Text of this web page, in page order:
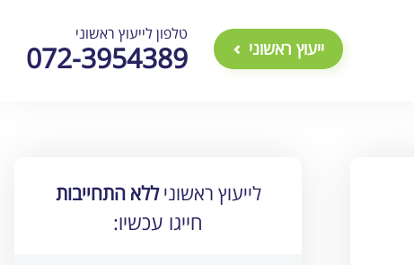
ייעוץ ראשוני
טלפון לייעוץ ראשוני
072-3954389
לייעוץ ראשוניללא התחייבות
חייגו עכשיו: